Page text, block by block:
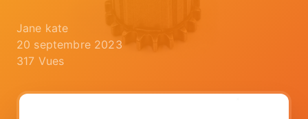
Jane kate
20 septembre 2023
317 Vues